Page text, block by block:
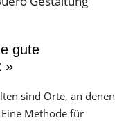
gute
»
sind Orte, an denen
Methode für